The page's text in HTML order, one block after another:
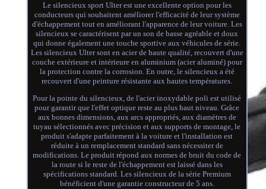
Le silencieux sport Ulter est une excellente option pour les
conducteurs qui souhaitent améliorer l'efficacité de leur système
d'échappement tout en améliorant l'apparence de leur voiture. Les
silencieux se caractérisent par un son de basse agréable et doux
qui donne également une touche sportive aux véhicules de série.
Les silencieux Ulter sont en acier de haute qualité, recouvert d'une
couche extérieure et intérieure en aluminium (acier aluminé) pour
la protection contre la corrosion. En outre, le silencieux a été
recouvert d'une peinture résistante aux hautes températures.
Pour la pointe du silencieux, de l'acier inoxydable poli est utilisé
pour garantir que l'effet optique reste au plus haut niveau. Grâce
aux bonnes dimensions, aux arcs appropriés, aux diamètres de
tuyau sélectionnés avec précision et aux supports de montage, le
produit s'adapte parfaitement à la voiture et l'installation est
réduite à un remplacement standard sans nécessiter de
modifications. Le produit répond aux normes de bruit du code de
la route si le reste de l'échappement est laissé dans les
spécifications standard. Les silencieux de la série Premium
bénéficient d'une garantie constructeur de 5 ans.